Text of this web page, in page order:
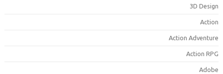
3D
Action
Action